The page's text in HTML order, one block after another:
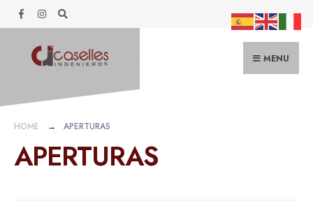
MENU
HOME APERTURAS
APERTURAS